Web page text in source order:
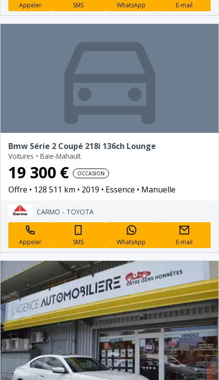
Appeler SMS WhatsApp E-mail
Bmw Série 2 Coupé 218i 136ch Lounge
Voitures • Baie-Mahault
19 300 € OCCASION
Offre 128 511 km 2019 Essence Manuelle
CARMO - TOYOTA
Appeler SMS WhatsApp E-mail